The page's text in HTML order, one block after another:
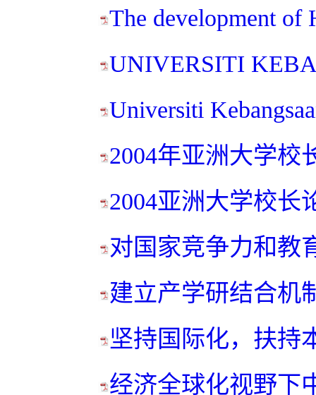
The development of
UNIVERSITI
Universiti
2004年亚洲大学校
2004亚洲大学校长
对国家竞争力和教
建立产学研结合机
坚持国际化，扶持
经济全球化视野下